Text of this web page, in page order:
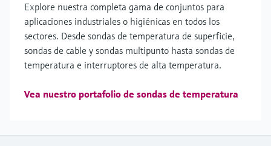
Explore nuestra completa gama de conjuntos para
aplicaciones industriales o higiénicas en todos los
sectores. Desde sondas de temperatura de superficie,
sondas de cable y sondas multipunto hasta sondas de
temperatura e interruptores de alta temperatura.
Vea nuestro portafolio de sondas de temperatura